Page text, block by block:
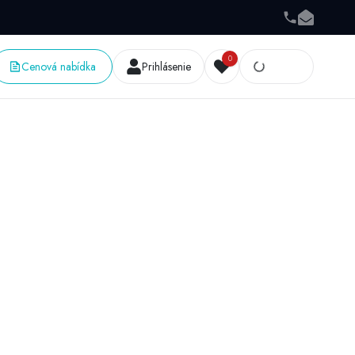
Cenová nabídka Prihlásenie
0